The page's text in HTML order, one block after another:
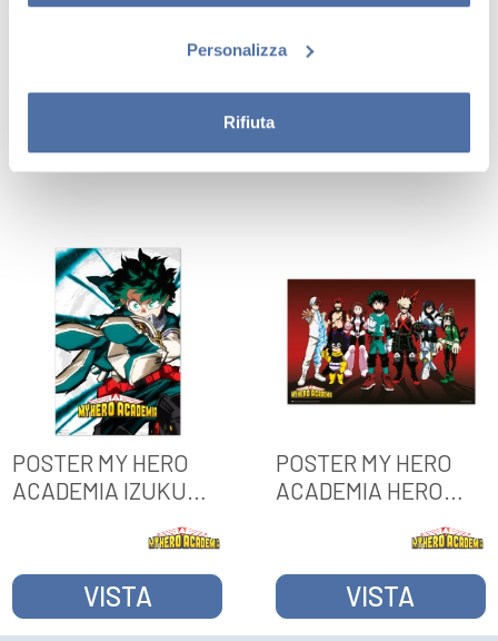
Personalizza
Rifiuta
POSTER PUERTA MY
PACK GANCI CON
POSTER MY HERO
ACADEMIA
POSTER MY HERO
ACADEMIA IZUKU
VISTA
POSTER MY HERO
ACADEMIA HERO
VISTA